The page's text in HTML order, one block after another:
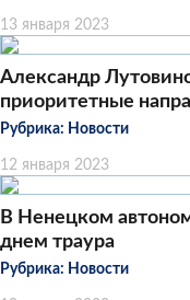
13 января 2023
Александр
приоритетные
Рубрика: Новости
12 января 2023
В Ненецком
днем траура
Рубрика: Новости